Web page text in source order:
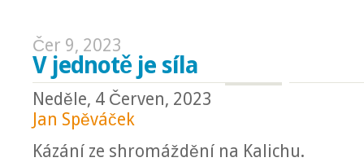
Čer 9, 2023
V jednotě je síla
Neděle, 4 Červen, 2023
Jan Spěváček
Kázání ze shromáždění na Kalichu.